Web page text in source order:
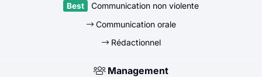
Communication non violente
Communication orale
Rédactionnel
Management